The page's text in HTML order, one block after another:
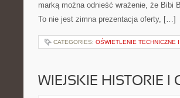
marką można odnieść wrażenie, że Bibi
To nie jest zimna prezentacja oferty, […]
CATEGORIES: OŚWIETLENIE TECHNICZNE
WIEJSKIE HISTORIE I